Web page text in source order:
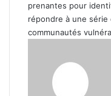
prenantes pour
répondre à une
communautés